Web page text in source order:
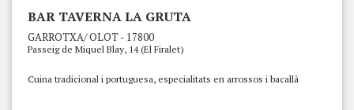
BAR TAVERNA LA GRUTA
GARROTXA/ OLOT - 17800
Passeig de Miquel Blay, 14 (El Firalet)
Cuina tradicional i portuguesa, especialitats en arrossos i bacallà